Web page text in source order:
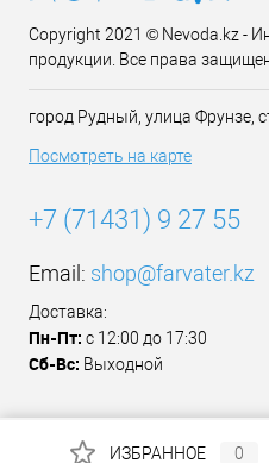
Copyright 2021 © Nevoda.kz -
продукции. Все права
город Рудный, улица Фрунзе,
Посмотреть на карте
+7 (71431) 9 27 55
Email: shop@farvater.kz
Доставка:
Пн-Пт: с 12:00 до 17:30
Сб-Вс: Выходной
ИЗБРАННОЕ 0